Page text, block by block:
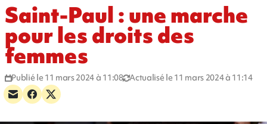
Saint-Paul : une marche
pour les droits des
femmes
Publié le 11 mars 2024 à 11:08 Actualisé le 11 mars 2024 à 11:14